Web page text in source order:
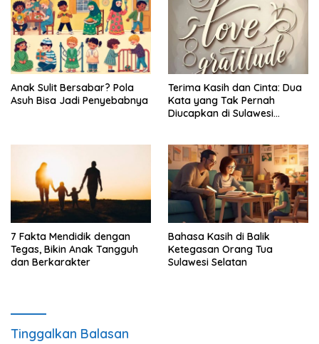
Anak Sulit Bersabar? Pola
Asuh Bisa Jadi Penyebabnya
Terima Kasih dan Cinta: Dua
Kata yang Tak Pernah
Diucapkan di Sulawesi
7 Fakta Mendidik dengan
Tegas, Bikin Anak Tangguh
dan Berkarakter
Bahasa Kasih di Balik
Ketegasan Orang Tua
Sulawesi Selatan
Tinggalkan Balasan